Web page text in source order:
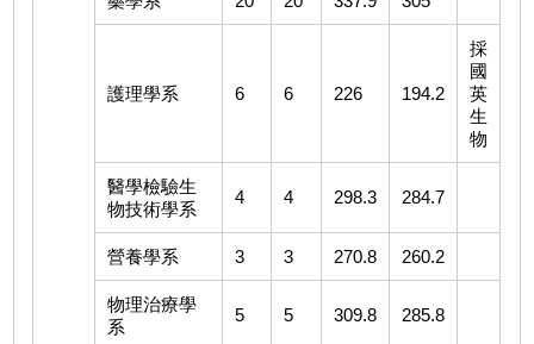
護理學系 6 6 226 194.2
採
國
英
生
物
醫學檢驗生
物技術學系
4 4 298.3 284.7
營養學系 3 3 270.8 260.2
物理治療學
系
5 5 309.8 285.8